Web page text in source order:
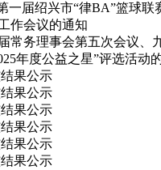
一届绍兴市“律BA”篮球联
作会议的通知
常务理事会第五次会议、
年度公益之星”评选活动
果公示
果公示
果公示
果公示
果公示
果公示